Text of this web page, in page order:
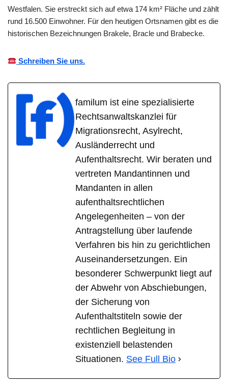
Westfalen. Sie erstreckt sich auf etwa 174 km² Fläche und zählt
rund 16.500 Einwohner. Für den heutigen Ortsnamen gibt es die
historischen Bezeichnungen Brakele, Bracle und Brabecke.
Schreiben Sie uns.
familum ist eine spezialisierte
Rechtsanwaltskanzlei für
Migrationsrecht, Asylrecht,
Ausländerrecht und
Aufenthaltsrecht. Wir beraten und
vertreten Mandantinnen und
Mandanten in allen
aufenthaltsrechtlichen
Angelegenheiten – von der
Antragstellung über laufende
Verfahren bis hin zu gerichtlichen
Auseinandersetzungen. Ein
besonderer Schwerpunkt liegt auf
der Abwehr von Abschiebungen,
der Sicherung von
Aufenthaltstiteln sowie der
rechtlichen Begleitung in
existenziell belastenden
Situationen. See Full Bio